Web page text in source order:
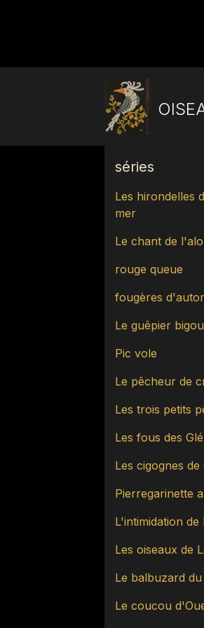
séries
Les hirondelles
mer
Le chant de
rouge queue
fougères
Le guêpier
Pic vole
Le pêcheur de
Les trois petits
Les fous des
Les cigognes
Pierregarinette
L'intimidation
Les oiseaux de
Le balbuzard du
Le coucou